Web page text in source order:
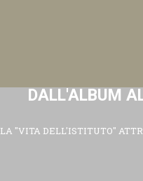
DALL'ALBUM
LA "VITA DELL'ISTITUTO"